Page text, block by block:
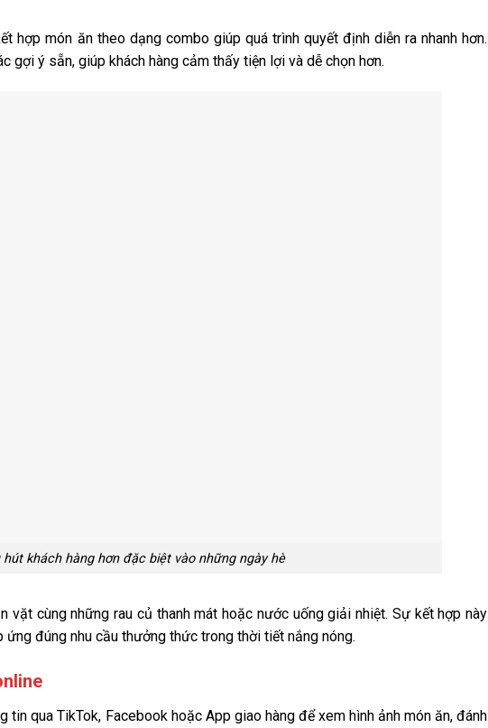
hợp món ăn theo dạng combo giúp quá trình quyết định diễn ra nhanh hơn.
ý sẵn, giúp khách hàng cảm thấy tiện lợi và dễ chọn hơn.
khách hàng hơn đặc biệt vào những ngày hè
vặt cùng những rau củ thanh mát hoặc nước uống giải nhiệt. Sự kết hợp này
đúng nhu cầu thưởng thức trong thời tiết nắng nóng.
qua TikTok, Facebook hoặc App giao hàng để xem hình ảnh món ăn, đánh